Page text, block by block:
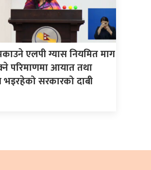
एलपी ग्यास नियमित माग
परिमाणमा आयात तथा
सरकारको दाबी